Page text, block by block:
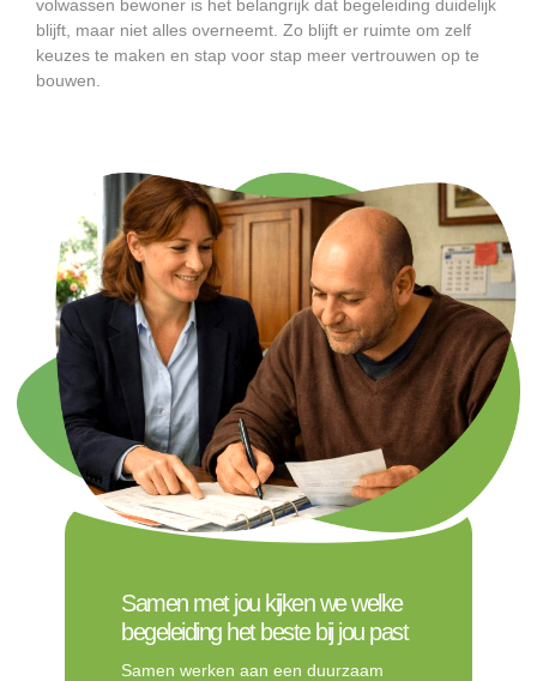
volwassen bewoner is het belangrijk dat begeleiding duidelijk
blijft, maar niet alles overneemt. Zo blijft er ruimte om zelf
keuzes te maken en stap voor stap meer vertrouwen op te
bouwen.
Samen met jou kijken we welke
begeleiding het beste bij jou past
Samen werken aan een duurzaam